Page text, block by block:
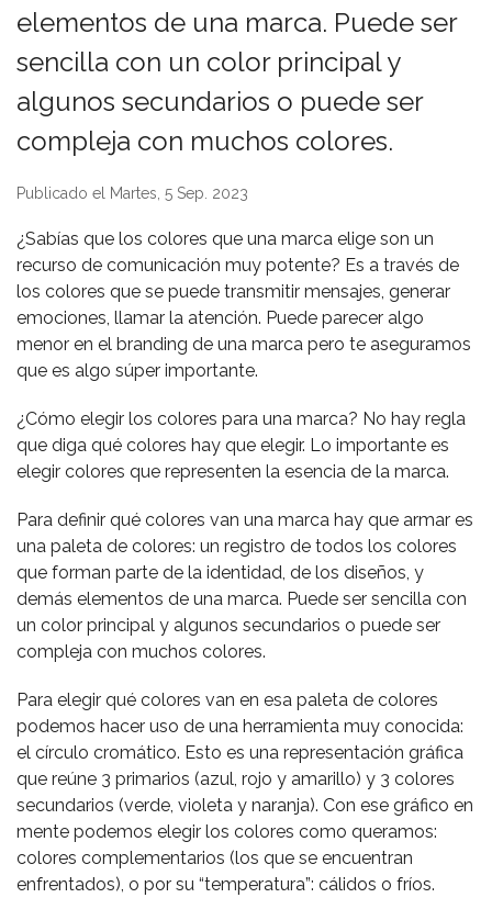
elementos de una marca. Puede ser
sencilla con un color principal y
algunos secundarios o puede ser
compleja con muchos colores.
Publicado el Martes, 5 Sep. 2023
¿Sabías que los colores que una marca elige son un
recurso de comunicación muy potente? Es a través de
los colores que se puede transmitir mensajes, generar
emociones, llamar la atención. Puede parecer algo
menor en el branding de una marca pero te aseguramos
que es algo súper importante.
¿Cómo elegir los colores para una marca? No hay regla
que diga qué colores hay que elegir. Lo importante es
elegir colores que representen la esencia de la marca.
Para definir qué colores van una marca hay que armar es
una paleta de colores: un registro de todos los colores
que forman parte de la identidad, de los diseños, y
demás elementos de una marca. Puede ser sencilla con
un color principal y algunos secundarios o puede ser
compleja con muchos colores.
Para elegir qué colores van en esa paleta de colores
podemos hacer uso de una herramienta muy conocida:
el círculo cromático. Esto es una representación gráfica
que reúne 3 primarios (azul, rojo y amarillo) y 3 colores
secundarios (verde, violeta y naranja). Con ese gráfico en
mente podemos elegir los colores como queramos:
colores complementarios (los que se encuentran
enfrentados), o por su “temperatura”: cálidos o fríos.